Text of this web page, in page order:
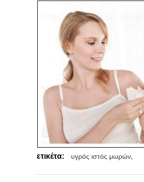
ετικέτα: υγρός ιστός μωρών